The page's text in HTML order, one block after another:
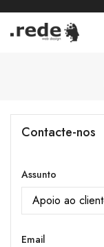
Contacte-nos
Assunto
Email